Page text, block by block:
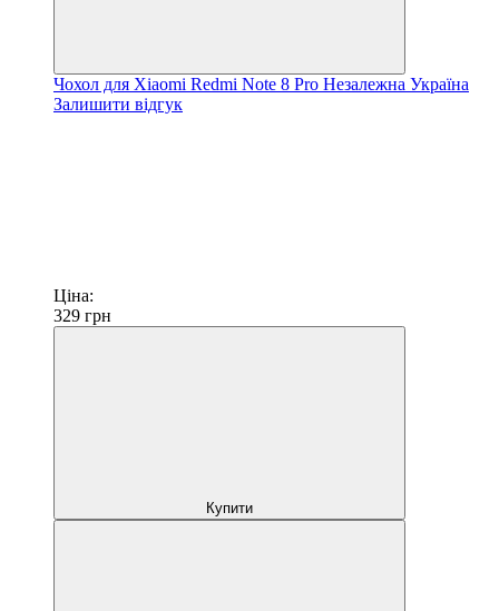
Чохол для Xiaomi Redmi Note 8 Pro Незалежна Україна
Залишити відгук
Ціна:
329 грн
Купити